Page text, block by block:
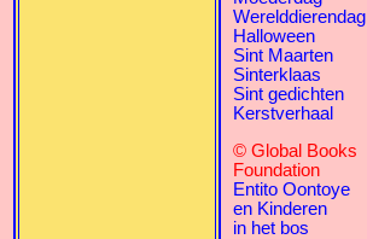
Werelddierendag
Halloween
Sint Maarten
Sinterklaas
Sint gedichten
Kerstverhaal
© Global Books
Foundation
Entito Oontoye
en Kinderen
in het bos